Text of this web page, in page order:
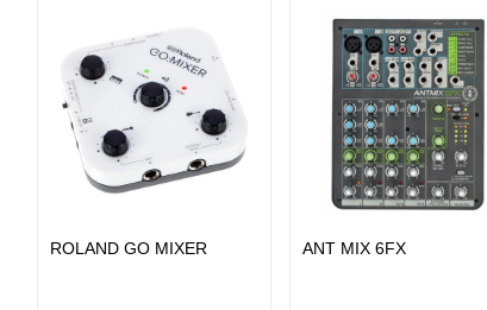
ROLAND GO MIXER ANT MIX 6FX